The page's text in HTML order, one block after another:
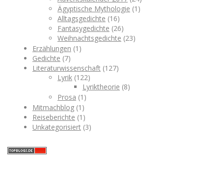
Ägyptische Mythologie (1)
Alltagsgedichte (16)
Fantasygedichte (26)
Weihnachtsgedichte (23)
Erzählungen (1)
Gedichte (7)
Literaturwissenschaft (127)
Lyrik (122)
Lyriktheorie (8)
Prosa (1)
Mitmachblog (1)
Reiseberichte (1)
Unkategorisiert (3)